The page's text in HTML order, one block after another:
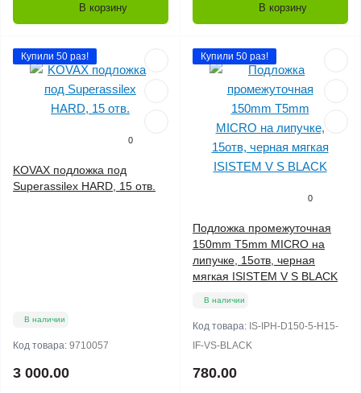
В корзину В корзину
Купили 50 раз!
0
KOVAX подложка под
Superassilex HARD, 15 отв.
В наличии
Код товара: 9710057
3 000.00
Купили 50 раз!
0
Подложка промежуточная
150mm T5mm MICRO на
липучке, 15отв, черная
мягкая ISISTEM V S BLACK
В наличии
Код товара: IS-IPH-D150-5-H15-
IF-VS-BLACK
780.00